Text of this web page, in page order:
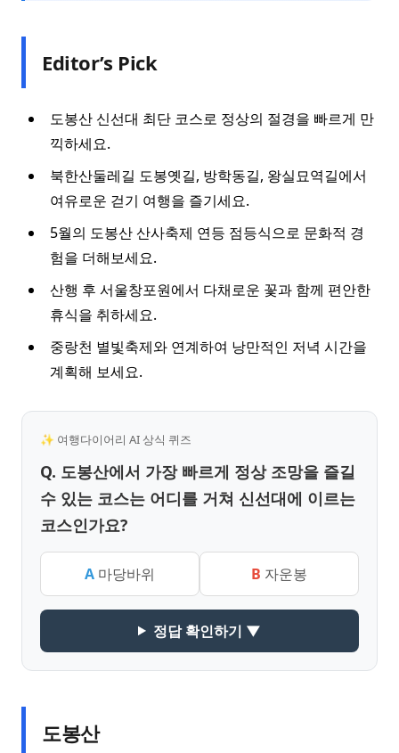
Editor’s Pick
도봉산 신선대 최단 코스로 정상의 절경을 빠르게 만
끽하세요.
북한산둘레길 도봉옛길, 방학동길, 왕실묘역길에서
여유로운 걷기 여행을 즐기세요.
5월의 도봉산 산사축제 연등 점등식으로 문화적 경
험을 더해보세요.
산행 후 서울창포원에서 다채로운 꽃과 함께 편안한
휴식을 취하세요.
중랑천 별빛축제와 연계하여 낭만적인 저녁 시간을
계획해 보세요.
✨ 여행다이어리 AI 상식 퀴즈
Q. 도봉산에서 가장 빠르게 정상 조망을 즐길
수 있는 코스는 어디를 거쳐 신선대에 이르는
코스인가요?
A 마당바위 B 자운봉
정답 확인하기 ▼
도봉산